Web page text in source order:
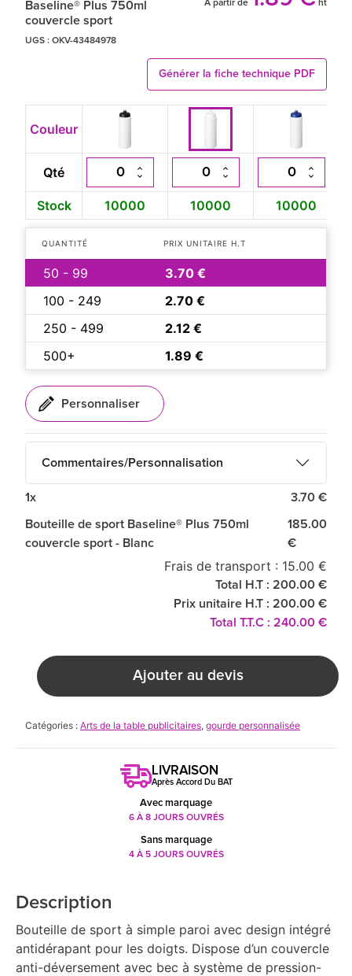
Baseline® Plus 750ml
couvercle sport
A partir de ht
UGS : OKV-43484978
Générer la fiche technique PDF
Couleur
Qté
Stock 10000 10000 10000
QUANTITÉ PRIX UNITAIRE H.T
50 - 99
3.70 €
100 - 249
2.70 €
250 - 499
2.12 €
500+
1.89 €
Commentaires/Personnalisation
1x 3.70 €
Bouteille de sport Baseline® Plus 750ml
couvercle sport - Blanc
185.00
€
Frais de transport : 15.00 €
Total H.T : 200.00 €
Prix unitaire H.T : 200.00 €
Total T.T.C : 240.00 €
Ajouter au devis
Catégories : Arts de la table publicitaires, gourde personnalisée
LIVRAISON
Après Accord Du BAT
Avec marquage
6 À 8 JOURS OUVRÉS
Sans marquage
4 À 5 JOURS OUVRÉS
Description
Bouteille de sport à simple paroi avec design intégré
antidérapant pour les doigts. Dispose d’un couvercle
anti-déversement avec bec à système de pression-